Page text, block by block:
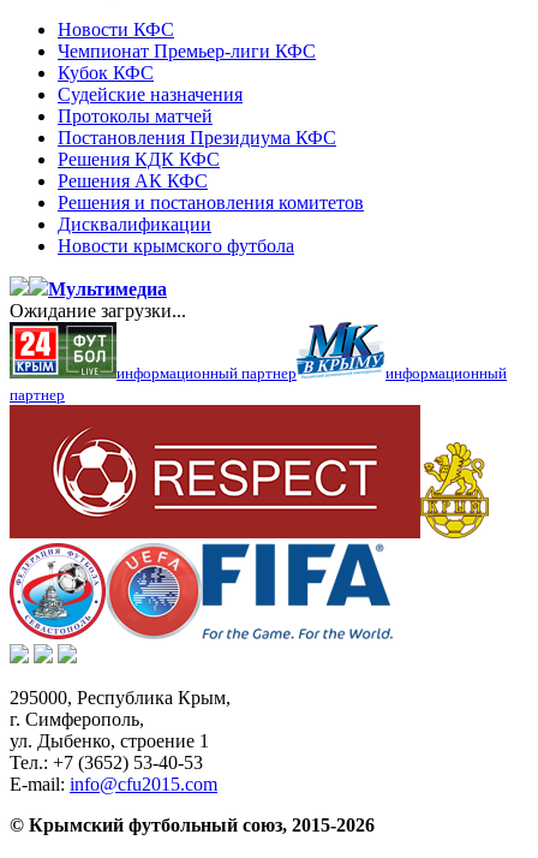
Новости КФС
Чемпионат Премьер-лиги КФС
Кубок КФС
Судейские назначения
Протоколы матчей
Постановления Президиума КФС
Решения КДК КФС
Решения АК КФС
Решения и постановления комитетов
Дисквалификации
Новости крымского футбола
Мультимедиа
Ожидание загрузки...
информационный партнер
информационный
партнер
295000, Республика Крым,
г. Симферополь,
ул. Дыбенко, строение 1
Тел.: +7 (3652) 53-40-53
E-mail: info@cfu2015.com
© Крымский футбольный союз, 2015-2026